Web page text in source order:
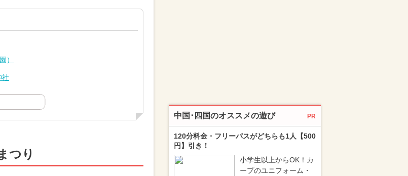
）
社
つり
中国･四国のオススメの遊び PR
120分料金・フリーパスがどちらも1人【500
円】引き！
小学生以上からOK！カ
ープのユニフォーム・